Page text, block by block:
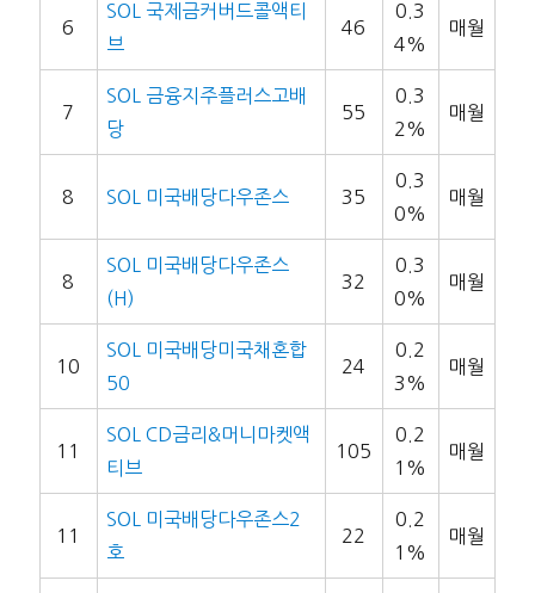
6
SOL 국제금커버드콜액티
브
46
0.3
4%
매월
7
SOL 금융지주플러스고배
당
55
0.3
2%
매월
8 SOL 미국배당다우존스 35
0.3
0%
매월
8
SOL 미국배당다우존스
(H)
32
0.3
0%
매월
10
SOL 미국배당미국채혼합
50
24
0.2
3%
매월
11
SOL CD금리&머니마켓액
티브
105
0.2
1%
매월
11
SOL 미국배당다우존스2
호
22
0.2
1%
매월